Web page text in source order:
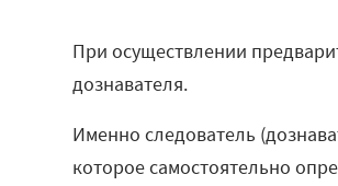
При осуществлении
дознавателя.
Именно следователь
которое самостоятельно